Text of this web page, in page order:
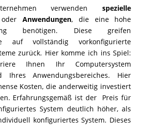
verwendenspezielle
Anwendungen, die eine hohe
benötigen. Diese greifen
auf vollständig vorkonfigurierte
zurück. Hier komme ich ins Spiel:
Ihnen Ihr Computersystem
Ihres Anwendungsbereiches. Hier
Kosten, die anderweitig investiert
Erfahrungsgemäß ist der Preis für
System deutlich höher, als
konfiguriertes System. Dieses